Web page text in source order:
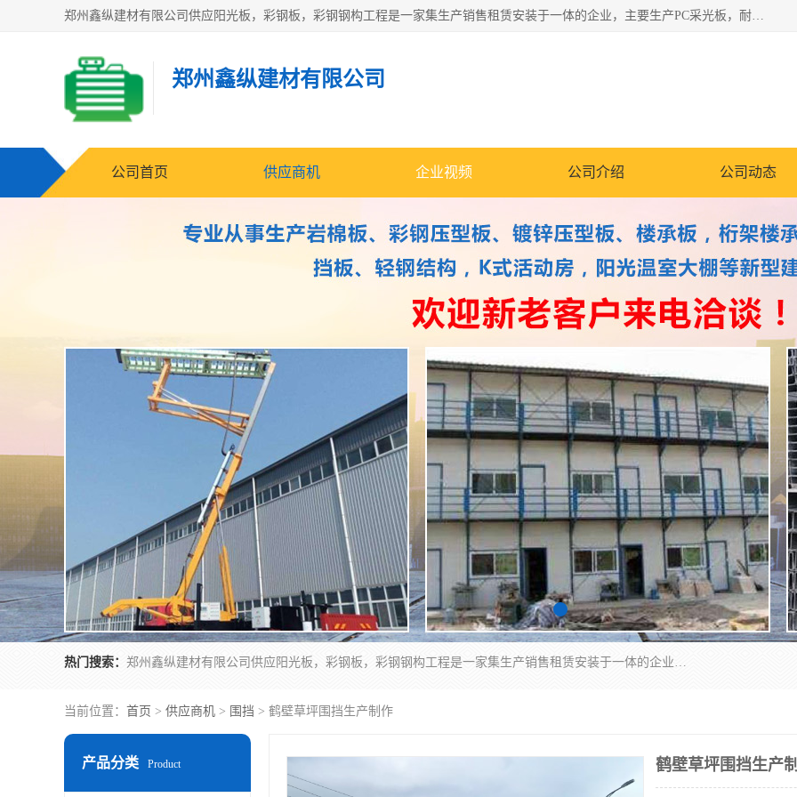
郑州鑫纵建材有限公司供应阳光板，彩钢板，彩钢钢构工程是一家集生产销售租赁安装于一体的企业，主要生产PC采光板，耐力板，仿古琉璃采光板，岩棉板、彩钢压型板、镀锌压型板、桁架楼承板，C、Z型钢檩条、围挡板、轻钢结构，阳光温室大棚等新型建材产品。公司旗下有多台移动式高空压瓦机租赁，承接全国各地业务，专业对外租赁各种型号压瓦机。
郑州鑫纵建材有限公司
公司首页 供应商机 企业视频 公司介绍 公司动态
热门搜索： 郑州鑫纵建材有限公司供应阳光板，彩钢板，彩钢钢构工程是一家集生产销售租赁安装于一体的企业，主要生产PC采光板，耐力板，仿古琉璃采光板，岩棉板、彩钢压型板、镀锌压型板、桁架楼承板，C、Z型钢檩条、围挡板、轻钢结构，阳光温室大棚等新型建材产品。公司旗下有多台移动式高空压瓦机租赁，承接全国各地业务，专业对外租赁各种型号压瓦机。
当前位置： 首页 > 供应商机 > 围挡 > 鹤壁草坪围挡生产制作
产品分类 Product 鹤壁草坪围挡生产